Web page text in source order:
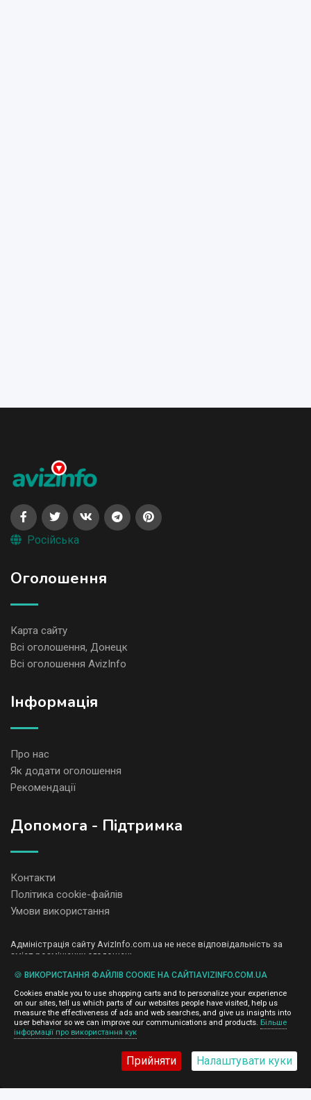
Російська
Оголошення
Карта сайту
Всі оголошення, Донецк
Всі оголошення AvizInfo
Iнформація
Про нас
Як додати оголошення
Рекомендації
Допомога - Підтримка
Контакти
Політика cookie-файлів
Умови використання
Адміністрація сайту AvizInfo.com.ua не несе відповідальність за
зміст розміщених оголошень.
і не продаємо особисту інформацію зареєстрованих користувачів
AvizInfo.com.ua третім особам. Ми не відповідаємо за правила
конфіденційності сайтів на які посилається AvizInfo.com.ua. На
деяких сторінках нашого сайту представлена реклама Google
Adsense Advertising Network. Щоб дізнатися детальніше про
правила конфіденційності Google
🍪 ВИКОРИСТАННЯ ФАЙЛІВ COOKIE НА САЙТІAVIZINFO.COM.UA
Cookies enable you to use shopping carts and to personalize your experience
on our sites, tell us which parts of our websites people have visited, help us
measure the effectiveness of ads and web searches, and give us insights into
user behavior so we can improve our communications and products. Більше
інформації про використання кук
Прийняти Налаштувати куки